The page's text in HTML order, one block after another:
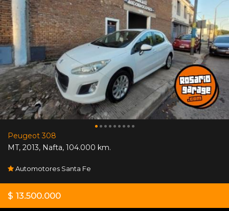
Peugeot 308
MT, 2013, Nafta, 104.000 km.
Automotores Santa Fe
$ 13.500.000